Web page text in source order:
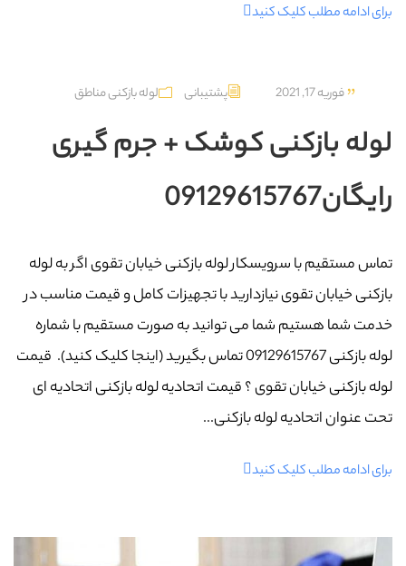
برای ادامه مطلب کلیک کنید
فوریه 17, 2021 پشتیبانی لوله بازکنی مناطق
لوله بازکنی کوشک + جرم گیری
رایگان09129615767
تماس مستقیم با سرویسکار لوله بازکنی خیابان تقوی اگر به لوله
بازکنی خیابان تقوی نیازدارید با تجهیزات کامل و قیمت مناسب در
خدمت شما هستیم شما می توانید به صورت مستقیم با شماره
لوله بازکنی 09129615767 تماس بگیرید (اینجا کلیک کنید). قیمت
لوله بازکنی خیابان تقوی ؟ قیمت اتحادیه لوله بازکنی اتحادیه ای
تحت عنوان اتحادیه لوله بازکنی...
برای ادامه مطلب کلیک کنید